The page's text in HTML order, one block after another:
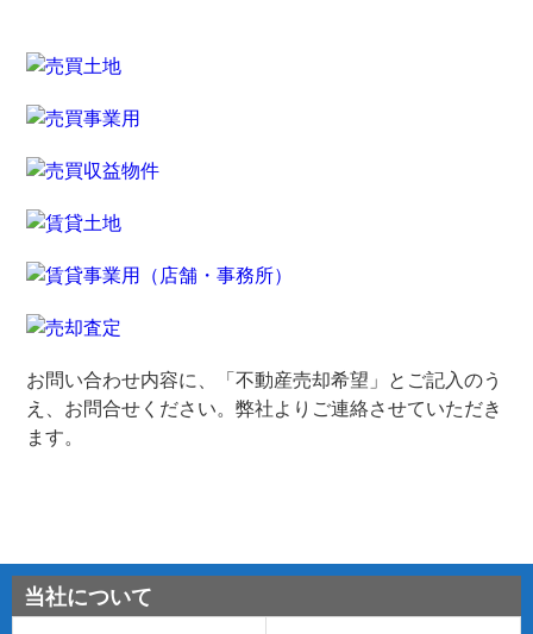
お問い合わせ内容に、「不動産売却希望」とご記入のう
え、お問合せください。弊社よりご連絡させていただき
ます。
当社について